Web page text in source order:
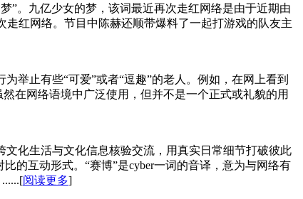
”。九亿少女的梦，该词最近再次走红网络是由于近期由
红网络。节目中陈赫还顺带爆料了一起打游戏的队友主
举止有些“可爱”或者“逗趣”的老人。例如，在网上看到
在网络语境中广泛使用，但并不是一个正式或礼貌的用
化生活与文化信息核验交流，用真实日常细节打破彼此
的互动形式。​“赛博”是cyber一词的音译，意为与网络有
阅读更多]